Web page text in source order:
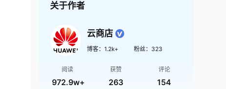
关于作者
云商店
博客： 1.2k+ 粉丝： 323
阅读
972.9w+
获赞
263
评论
154